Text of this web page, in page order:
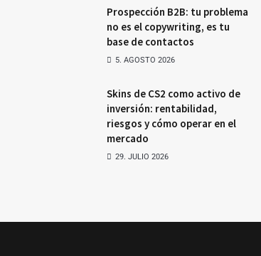
Prospección B2B: tu problema
no es el copywriting, es tu
base de contactos
5. AGOSTO 2026
Skins de CS2 como activo de
inversión: rentabilidad,
riesgos y cómo operar en el
mercado
29. JULIO 2026